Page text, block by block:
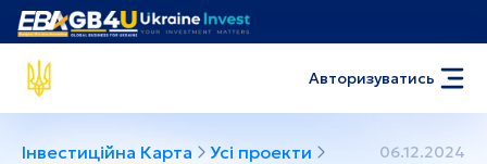
Авторизуватись
Інвестиційна Карта Усі проекти
06.12.2024